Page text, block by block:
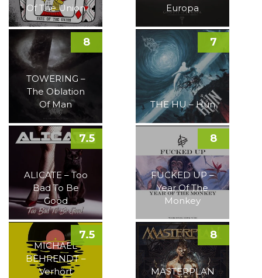
Of The Union
Europa
TOWERING –
The Oblation
Of Man
8
THE HU – Hun
7
ALICATE – Too
Bad To Be
Good
7.5
FUCKED UP –
Year Of The
Monkey
8
MICHAEL
BEHRENDT –
Verhört
7.5
MASTERPLAN
8